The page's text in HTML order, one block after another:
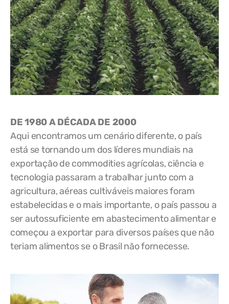
DE 1980 A DÉCADA DE 2000
Aqui encontramos um cenário diferente, o país
está se tornando um dos líderes mundiais na
exportação de commodities agrícolas, ciência e
tecnologia passaram a trabalhar junto com a
agricultura, aéreas cultiváveis maiores foram
estabelecidas e o mais importante, o país passou a
ser autossuficiente em abastecimento alimentar e
começou a exportar para diversos países que não
teriam alimentos se o Brasil não fornecesse.